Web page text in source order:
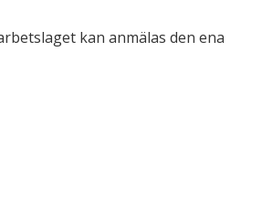
kan anmälas den ena